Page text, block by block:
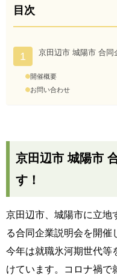
目次
京田辺市 城陽市 合同
開催概要
お問い合わせ
京田辺市 城陽市
す！
京田辺市、城陽市に立地
る合同企業説明会を開催
今年は就職氷河期世代等
けています。コロナ禍で